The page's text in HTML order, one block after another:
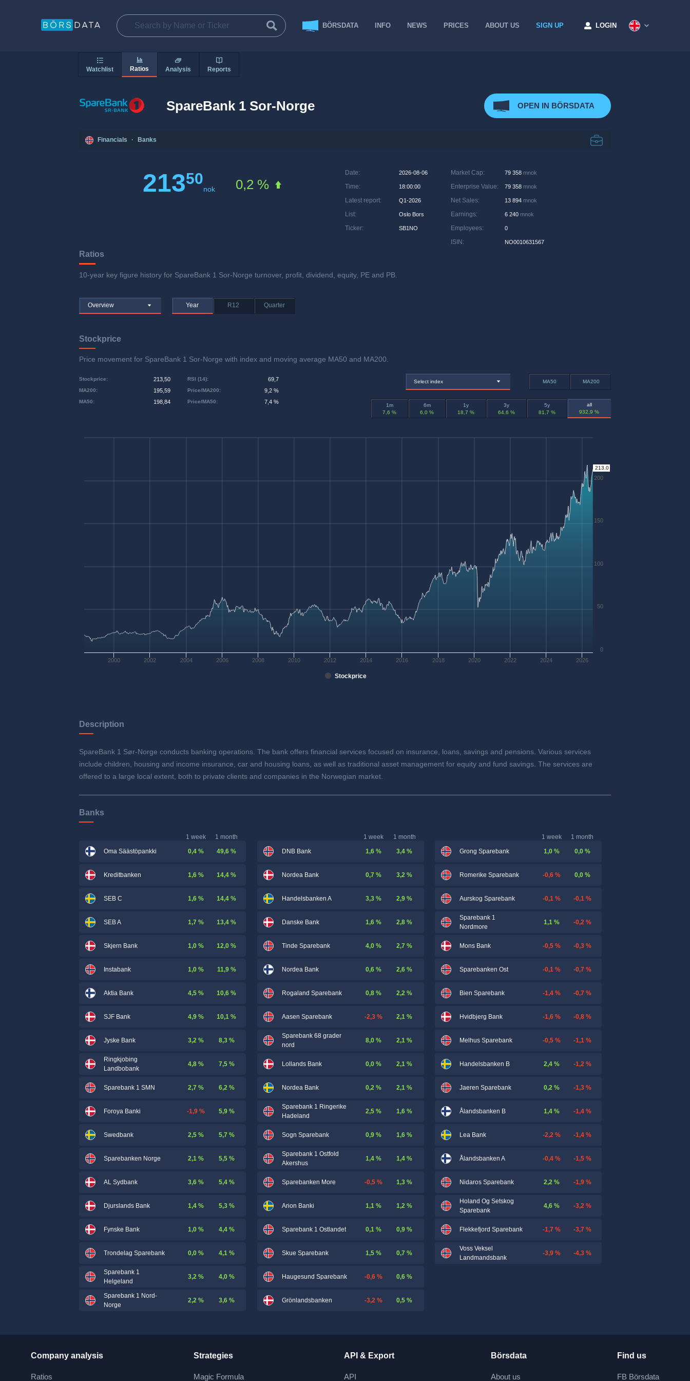
BÖRSDATA INFO NEWS PRICES ABOUT US SIGN UP LOGIN
Watchlist Ratios Analysis Reports
SpareBank 1 Sor-Norge OPEN IN BÖRSDATA
Financials · Banks
21350
nok 0,2 %
Date: 2026-08-06
Time: 18:00:00
Latest report: Q1-2026
List: Oslo Bors
Ticker: SB1NO
Market Cap: 79 358 mnok
Enterprise Value: 79 358 mnok
Net Sales: 13 894 mnok
Earnings: 6 240 mnok
Employees: 0
ISIN : NO0010631567
Ratios
10-year key figure history for SpareBank 1 Sor-Norge turnover, profit, dividend, equity, PE and PB.
Overview Year R12 Quarter
Stockprice
Price movement for SpareBank 1 Sor-Norge with index and moving average MA50 and MA200.
Stockprice: 213,50
MA50: 198,84
MA200: 195,59 Price/MA200: 9,2 %
RSI (14): 69,7
Price/MA50: 7,4 %
Select index MA50 MA200
1m
7,6 %
6m
6,0 %
1y
18,7 %
3y
64,6 %
5y
81,7 %
all
932,9 %
Stockprice
2000 2002 2004 2006 2008 2010 2012 2014 2016 2018 2020 2022 2024 2026
0
50
100
150
200
213.0
Description
SpareBank 1 Sør-Norge conducts banking operations. The bank offers financial services focused on insurance, loans, savings and pensions. Various services
include children, housing and income insurance, car and housing loans, as well as traditional asset management for equity and fund savings. The services are
offered to a large local extent, both to private clients and companies in the Norwegian market.
Banks
1 week
1 month
Oma Säästöpankki
0,4 % 49,6 %
Kreditbanken 1,6 % 14,4 %
SEB C 1,6 % 14,4 %
SEB A 1,7 % 13,4 %
Skjern Bank 1,0 % 12,0 %
Instabank 1,0 % 11,9 %
Aktia Bank 4,5 % 10,6 %
SJF Bank 4,9 % 10,1 %
Jyske Bank 3,2 % 8,3 %
Ringkjobing
Landbobank
4,8 % 7,5 %
Sparebank 1 SMN 2,7 % 6,2 %
Foroya Banki -1,9 % 5,9 %
Swedbank 2,5 % 5,7 %
Sparebanken Norge 2,1 % 5,5 %
AL Sydbank 3,6 % 5,4 %
Djurslands Bank 1,4 % 5,3 %
Fynske Bank 1,0 % 4,4 %
Trondelag Sparebank 0,0 % 4,1 %
Sparebank 1
Helgeland
3,2 % 4,0 %
Sparebank 1 Nord-
Norge
2,2 % 3,6 %
1 week
1 month
DNB Bank
1,6 % 3,4 %
Nordea Bank 0,7 % 3,2 %
Handelsbanken A 3,3 % 2,9 %
Danske Bank 1,6 % 2,8 %
Tinde Sparebank 4,0 % 2,7 %
Nordea Bank 0,6 % 2,6 %
Rogaland Sparebank 0,8 % 2,2 %
Aasen Sparebank -2,3 % 2,1 %
Sparebank 68 grader
nord
8,0 % 2,1 %
Lollands Bank 0,0 % 2,1 %
Nordea Bank 0,2 % 2,1 %
Sparebank 1 Ringerike
Hadeland
2,5 % 1,6 %
Sogn Sparebank 0,9 % 1,6 %
Sparebank 1 Ostfold
Akershus
1,4 % 1,4 %
Sparebanken More -0,5 % 1,3 %
Arion Banki 1,1 % 1,2 %
Sparebank 1 Ostlandet 0,1 % 0,9 %
Skue Sparebank 1,5 % 0,7 %
Haugesund Sparebank -0,6 % 0,6 %
Grönlandsbanken -3,2 % 0,5 %
1 week
1 month
Grong Sparebank
1,0 % 0,0 %
Romerike Sparebank -0,6 % 0,0 %
Aurskog Sparebank -0,1 % -0,1 %
Sparebank 1
Nordmore
1,1 % -0,2 %
Mons Bank -0,5 % -0,3 %
Sparebanken Ost -0,1 % -0,7 %
Bien Sparebank -1,4 % -0,7 %
Hvidbjerg Bank -1,6 % -0,8 %
Melhus Sparebank -0,5 % -1,1 %
Handelsbanken B 2,4 % -1,2 %
Jaeren Sparebank 0,2 % -1,3 %
Ålandsbanken B 1,4 % -1,4 %
Lea Bank -2,2 % -1,4 %
Ålandsbanken A -0,4 % -1,5 %
Nidaros Sparebank 2,2 % -1,9 %
Holand Og Setskog
Sparebank
4,6 % -3,2 %
Flekkefjord Sparebank -1,7 % -3,7 %
Voss Veksel
Landmandsbank
-3,9 % -4,3 %
Company analysis
Ratios
Strategies
Magic Formula
API & Export
API
Börsdata
About us
Find us
FB Börsdata